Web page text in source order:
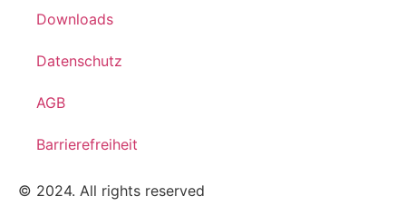
Downloads
Datenschutz
AGB
Barrierefreiheit
© 2024. All rights reserved